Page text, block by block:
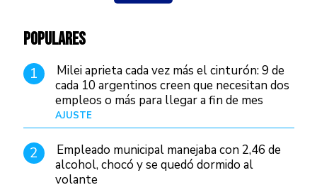
POPULARES
1
Milei aprieta cada vez más el cinturón: 9 de
cada 10 argentinos creen que necesitan dos
empleos o más para llegar a fin de mes
AJUSTE
2
Empleado municipal manejaba con 2,46 de
alcohol, chocó y se quedó dormido al
volante